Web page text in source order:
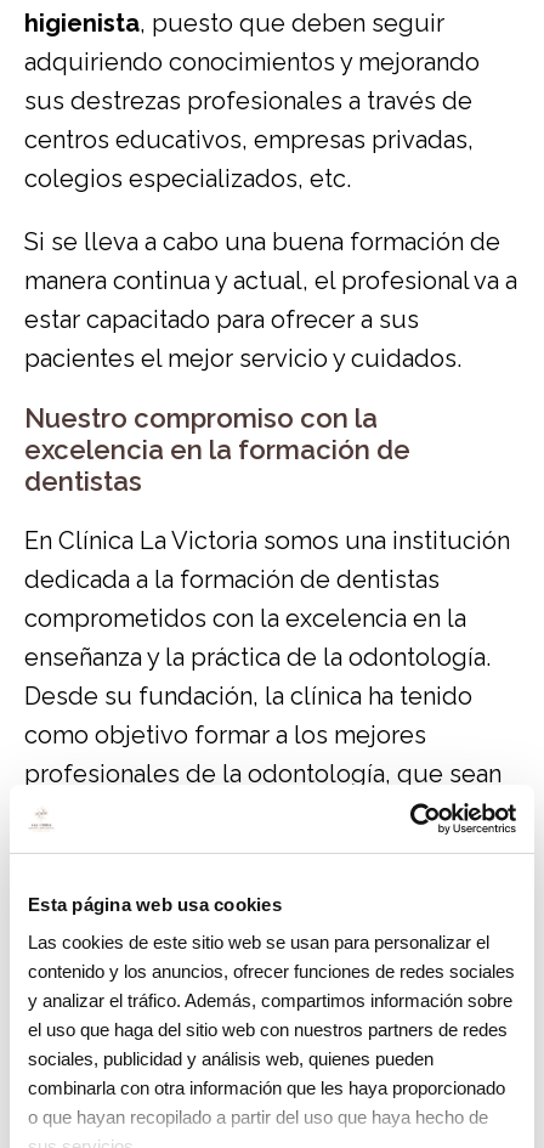
Esta página web usa cookies
Las cookies de este sitio web se usan para personalizar el
contenido y los anuncios, ofrecer funciones de redes sociales
y analizar el tráfico. Además, compartimos información sobre
el uso que haga del sitio web con nuestros partners de redes
sociales, publicidad y análisis web, quienes pueden
combinarla con otra información que les haya proporcionado
o que hayan recopilado a partir del uso que haya hecho de
higienista, puesto que deben seguir
adquiriendo conocimientos y mejorando
sus destrezas profesionales a través de
centros educativos, empresas privadas,
colegios especializados, etc.
Si se lleva a cabo una buena formación de
manera continua y actual, el profesional va a
estar capacitado para ofrecer a sus
pacientes el mejor servicio y cuidados.
Nuestro compromiso con la
excelencia en la formación de
dentistas
En Clínica La Victoria somos una institución
dedicada a la formación de dentistas
comprometidos con la excelencia en la
enseñanza y la práctica de la odontología.
Desde su fundación, la clínica ha tenido
como objetivo formar a los mejores
profesionales de la odontología, que sean
capaces de brindar la mejor atención a sus
pacientes.
Disponemos de un personal docente que
está compuesto por dentistas
especializados en diferentes áreas de la
odontología, lo que permite a los
estudiantes obtener una formación integral
en todas las áreas de la profesión.